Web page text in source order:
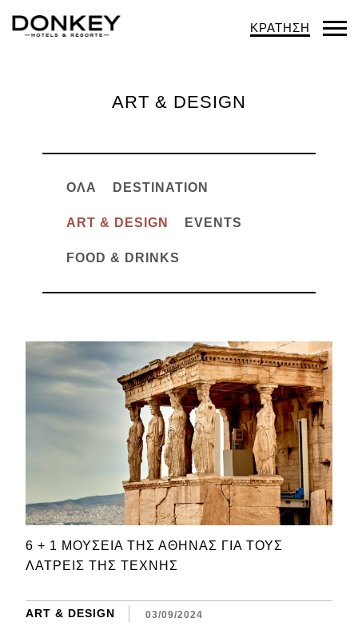
ΚΡΑΤΗΣΗ
ART & DESIGN
ΌΛΑ DESTINATION
ART & DESIGN EVENTS
FOOD & DRINKS
6 + 1 ΜΟΥΣΕΊΑ ΤΗΣ ΑΘΉΝΑΣ ΓΙΑ ΤΟΥΣ
ΛΆΤΡΕΙΣ ΤΗΣ ΤΈΧΝΗΣ
ART & DESIGN 03/09/2024